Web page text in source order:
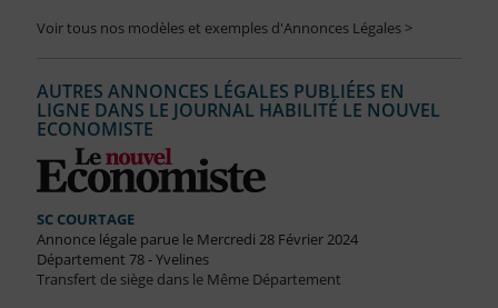
Voir tous nos modèles et exemples d'Annonces Légales >
AUTRES ANNONCES LÉGALES PUBLIÉES EN
LIGNE DANS LE JOURNAL HABILITÉ LE NOUVEL
ECONOMISTE
SC COURTAGE
Annonce légale parue le Mercredi 28 Février 2024
Département 78 - Yvelines
Transfert de siège dans le Même Département